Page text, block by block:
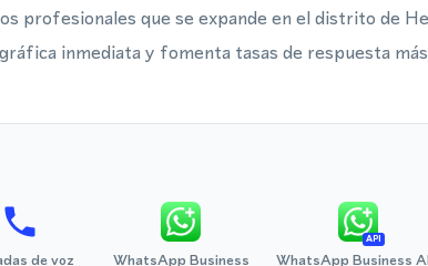
profesionales que se expande en el distrito de
inmediata y fomenta tasas de respuesta
de voz WhatsApp Business
API
WhatsApp Business